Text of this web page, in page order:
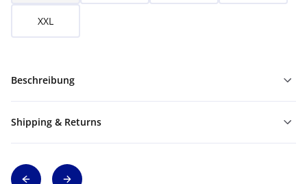
XXL
Beschreibung
Shipping & Returns